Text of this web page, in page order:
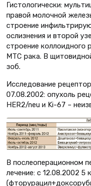
Гистологически:
правой молочной
строение
ослизнения и второй
строение коллоидного
МТС рака. В
зоб.
Исследование
07.08.2002: опухоль
HER2/neu и Ki-67 –
В послеоперационном
лечение: с 12.08.2002 5